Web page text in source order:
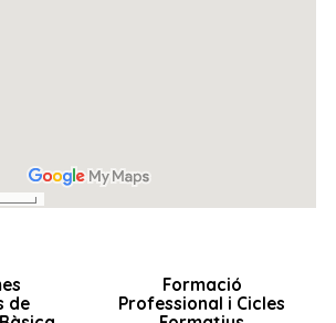
de
Formació
Professional i Cicles